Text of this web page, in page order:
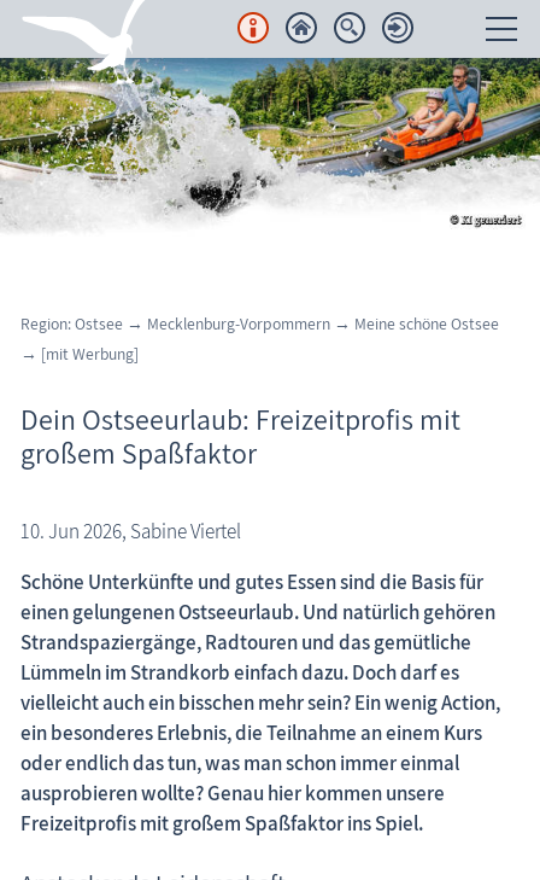
Unterkünfte
Regionales
Urlaubsorte
Freizeit
Veranstaltungen
Blog
Region: Ostsee → Mecklenburg-Vorpommern → Meine schöne Ostsee
→ [mit Werbung]
Dein Ostseeurlaub: Freizeitprofis mit
großem Spaßfaktor
10. Jun 2026, Sabine Viertel
Schöne Unterkünfte und gutes Essen sind die Basis für
einen gelungenen Ostseeurlaub. Und natürlich gehören
Strandspaziergänge, Radtouren und das gemütliche
Lümmeln im Strandkorb einfach dazu. Doch darf es
vielleicht auch ein bisschen mehr sein? Ein wenig Action,
ein besonderes Erlebnis, die Teilnahme an einem Kurs
oder endlich das tun, was man schon immer einmal
ausprobieren wollte? Genau hier kommen unsere
Freizeitprofis mit großem Spaßfaktor ins Spiel.